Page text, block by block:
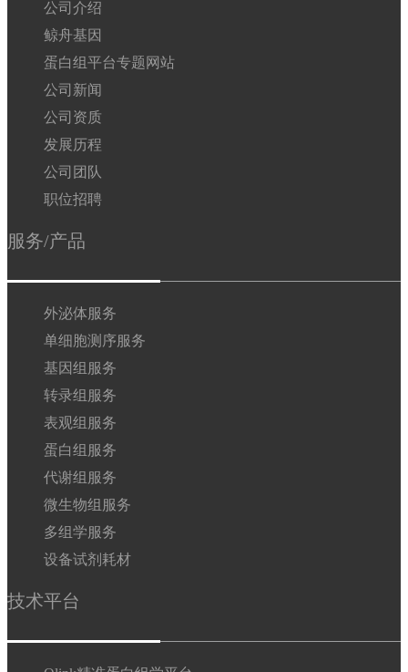
公司介绍
鲸舟基因
蛋白组平台专题网站
公司新闻
公司资质
发展历程
公司团队
职位招聘
服务/产品
外泌体服务
单细胞测序服务
基因组服务
转录组服务
表观组服务
蛋白组服务
代谢组服务
微生物组服务
多组学服务
设备试剂耗材
技术平台